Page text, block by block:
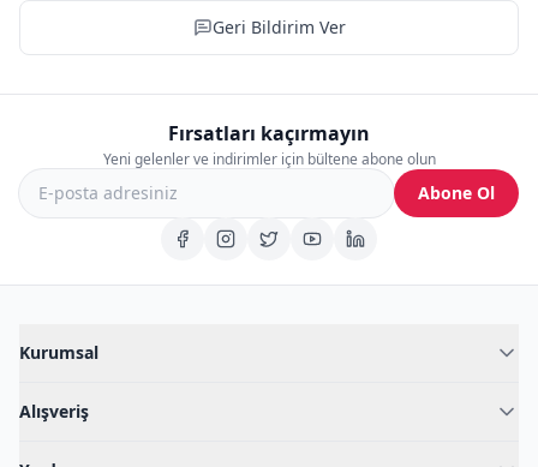
Geri Bildirim Ver
Fırsatları kaçırmayın
Yeni gelenler ve indirimler için bültene abone olun
Abone Ol
Kurumsal
Blog
Alışveriş